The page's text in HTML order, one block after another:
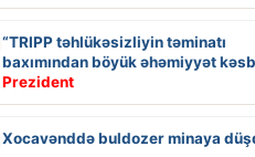
“TRIPP təhlükəsizliyin təminatı
baxımından böyük əhəmiyyət
Prezident
Xocavənddə buldozer minaya